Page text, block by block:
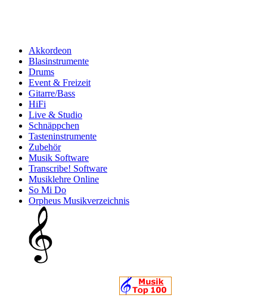
Akkordeon
Blasinstrumente
Drums
Event & Freizeit
Gitarre/Bass
HiFi
Live & Studio
Schnäppchen
Tasteninstrumente
Zubehör
Musik Software
Transcribe! Software
Musiklehre Online
So Mi Do
Orpheus Musikverzeichnis